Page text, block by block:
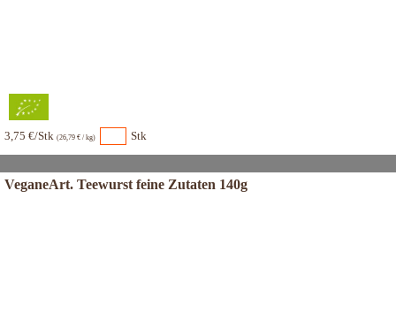
3,75 €/Stk (26,79 € / kg) Stk
VeganeArt. Teewurst feine Zutaten 140g